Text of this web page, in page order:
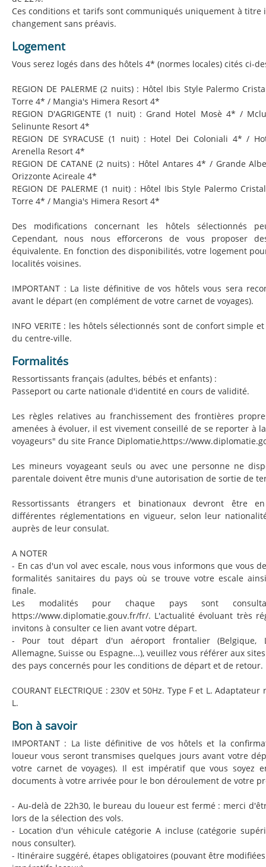
Ces conditions et tarifs sont communiqués uniquement à titre
changement sans préavis.
Logement
Vous serez logés dans des hôtels 4* (normes locales) cités ci-
REGION DE PALERME (2 nuits) : Hôtel Ibis Style Palermo
Torre 4* / Mangia's Himera Resort 4*
REGION D'AGRIGENTE (1 nuit) : Grand Hotel Mosè 4* /
Selinunte Resort 4*
REGION DE SYRACUSE (1 nuit) : Hotel Dei Coloniali 4* /
Arenella Resort 4*
REGION DE CATANE (2 nuits) : Hôtel Antares 4* / Grande
Orizzonte Acireale 4*
REGION DE PALERME (1 nuit) : Hôtel Ibis Style Palermo
Torre 4* / Mangia's Himera Resort 4*
Des modifications concernant les hôtels sélectionnés
Cependant, nous nous efforcerons de vous proposer
équivalente. En fonction des disponibilités, votre logement
localités voisines.
IMPORTANT : La liste définitive de vos hôtels vous sera
avant le départ (en complément de votre carnet de voyages).
INFO VERITE : les hôtels sélectionnés sont de confort simple
du centre-ville.
Formalités
Ressortissants français (adultes, bébés et enfants) :
Passeport ou carte nationale d'identité en cours de validité.
Les règles relatives au franchissement des frontières
amenées à évoluer, il est vivement conseillé de se reporter à
voyageurs" du site France Diplomatie,https://
Les mineurs voyageant seuls ou avec une personne ne
parentale doivent être munis d'une autorisation de sortie de
Ressortissants étrangers et binationaux devront être
différentes réglementations en vigueur, selon leur
auprès de leur consulat.
A NOTER
- En cas d'un vol avec escale, nous vous informons que vous
formalités sanitaires du pays où se trouve votre escale
finale.
Les modalités pour chaque pays sont
https://www.diplomatie.gouv.fr/fr/. L'actualité évoluant très
invitons à consulter ce lien avant votre départ.
- Pour tout départ d'un aéroport frontalier (Belgique,
Allemagne, Suisse ou Espagne...), veuillez vous référer aux
des pays concernés pour les conditions de départ et de retour.
COURANT ELECTRIQUE : 230V et 50Hz. Type F et L.
L.
Bon à savoir
IMPORTANT : La liste définitive de vos hôtels et la
loueur vous seront transmises quelques jours avant votre
votre carnet de voyages). Il est impératif que vous soyez
documents à votre arrivée pour le bon déroulement de votre
- Au-delà de 22h30, le bureau du loueur est fermé : merci
lors de la sélection des vols.
- Location d'un véhicule catégorie A incluse (catégorie
nous consulter).
- Itinéraire suggéré, étapes obligatoires (pouvant être